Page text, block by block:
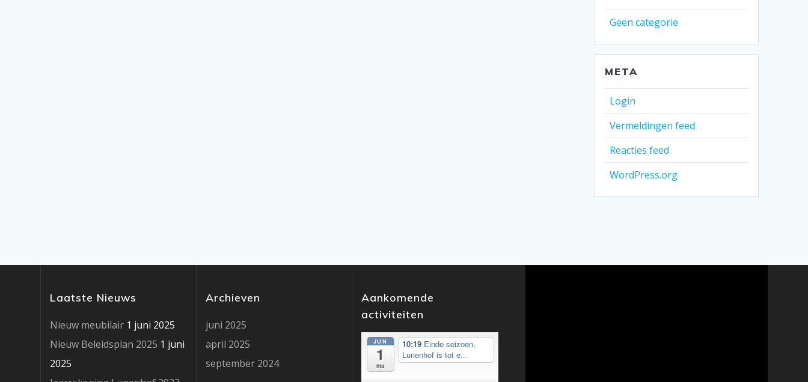
Geen categorie
META
Login
Vermeldingen feed
Reacties feed
WordPress.org
Laatste Nieuws
Nieuw meubilair 1 juni 2025
Nieuw Beleidsplan 2025 1 juni
2025
Archieven
juni 2025
april 2025
september 2024
Aankomende
activiteiten
JUN
1
ma
10:19 Einde seizoen,
Lunenhof is tot e...